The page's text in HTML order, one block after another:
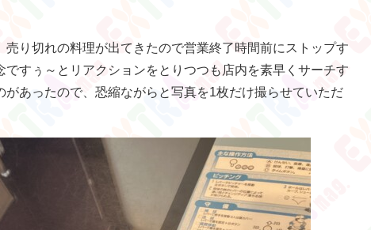
り切れの料理が出てきたので営業終了時間前にストップす
ですぅ～とリアクションをとりつつも店内を素早くサーチす
があったので、恐縮ながらと写真を1枚だけ撮らせていただ